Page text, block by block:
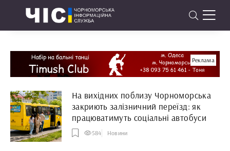
Реклама
На вихідних поблизу Чорноморська
закриють залізничний переїзд: як
працюватимуть соціальні автобуси
584 Новини